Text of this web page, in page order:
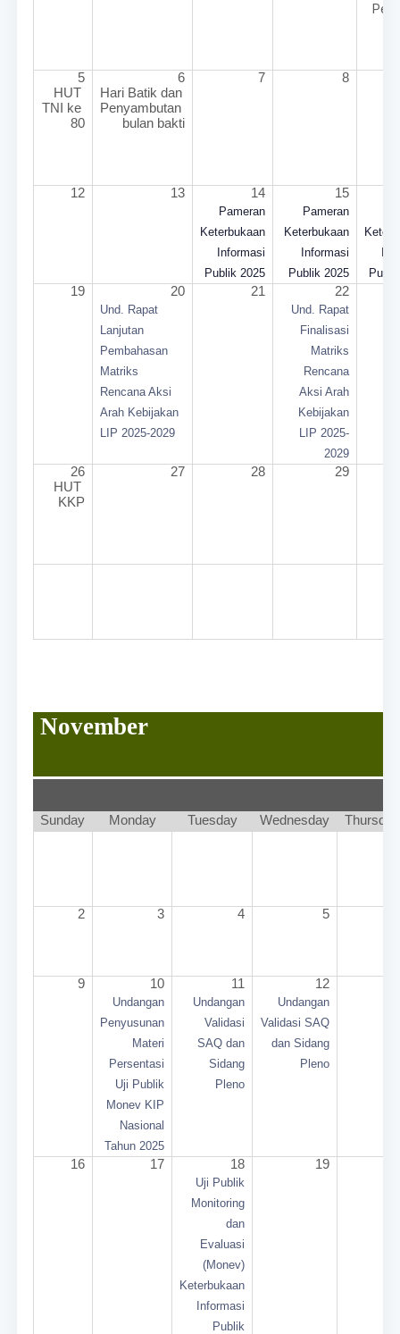
5
HUT
TNI ke
80
6
Hari Batik dan
Penyambutan
bulan bakti
7 8
12 13 14 15
Pameran
Keterbukaan
Informasi
Publik 2025
Pameran
Keterbukaan
Informasi
Publik 2025
19 20 21 22
Und. Rapat
Lanjutan
Pembahasan
Matriks
Rencana Aksi
Arah Kebijakan
LIP 2025-2029
Und. Rapat
Finalisasi
Matriks
Rencana
Aksi Arah
Kebijakan
LIP 2025-
2029
26
HUT
KKP
27 28 29
November
Sunday Monday Tuesday Wednesday Thursday
2 3 4 5
9 10 11 12
Undangan
Penyusunan
Materi
Persentasi
Uji Publik
Monev KIP
Nasional
Tahun 2025
Undangan
Validasi
SAQ dan
Sidang
Pleno
Undangan
Validasi SAQ
dan Sidang
Pleno
16 17 18 19
Uji Publik
Monitoring
dan
Evaluasi
(Monev)
Keterbukaan
Informasi
Publik